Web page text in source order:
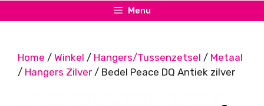
Menu
Home / Winkel / Hangers/Tussenzetsel / Metaal
/ Hangers Zilver / Bedel Peace DQ Antiek zilver